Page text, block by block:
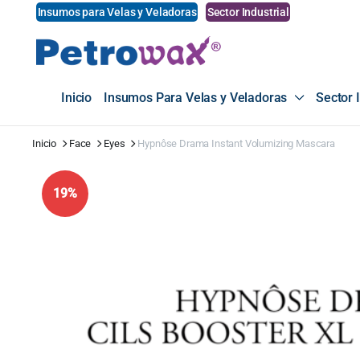
Insumos para Velas y Veladoras Sector Industrial
Inicio Insumos Para Velas y Veladoras Sector
Inicio Face Eyes Hypnôse Drama Instant Volumizing Mascara
19%